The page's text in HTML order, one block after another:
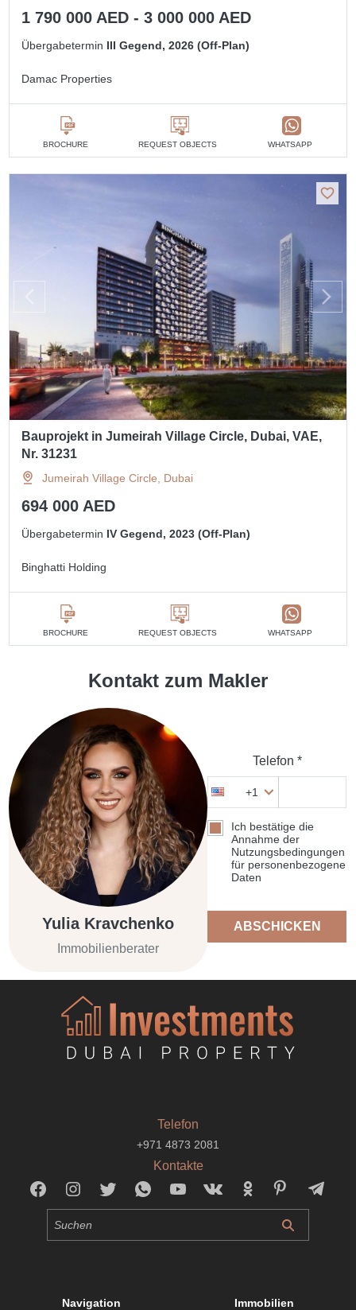
1 790 000 AED - 3 000 000 AED
Übergabetermin III Gegend, 2026 (Off-Plan)
Damac Properties
BROCHURE REQUEST OBJECTS WHATSAPP
Bauprojekt in Jumeirah Village Circle, Dubai, VAE,
Nr. 31231
Jumeirah Village Circle, Dubai
694 000 AED
Übergabetermin IV Gegend, 2023 (Off-Plan)
Binghatti Holding
BROCHURE REQUEST OBJECTS WHATSAPP
Kontakt zum Makler
Yulia Kravchenko
Immobilienberater
Telefon *
+1
Ich bestätige die
Annahme der
Nutzungsbedingungen
für personenbezogene
Daten
ABSCHICKEN
Telefon
+971 4873 2081
Kontakte
Navigation Immobilien